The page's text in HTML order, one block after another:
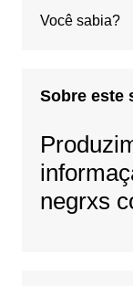
Você sabia?
Sobre este
negrxs